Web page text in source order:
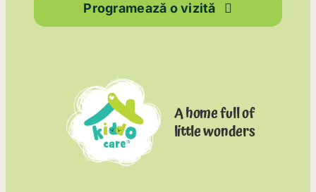
Programează o vizită
A home full of
little wonders